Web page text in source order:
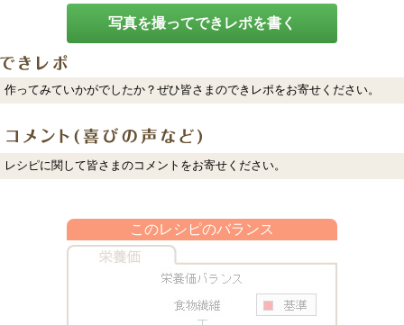
写真を撮ってできレポを書く
作ってみていかがでしたか？ぜひ皆さまのできレポをお寄せください。
レシピに関して皆さまのコメントをお寄せください。
このレシピのバランス